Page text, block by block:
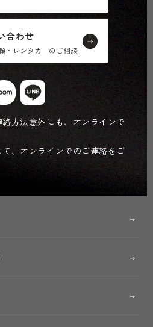
合わせ
・レンタカーのご相談
方法意外にも、オンラインで
、オンラインでのご連絡をご